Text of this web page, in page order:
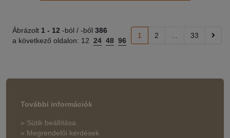
Ábrázolt 1 - 12 -ból / -ből 386
a következő oldalon: 12 24 48 96
1 2 33
További információk
» Sütik beállítása
» Megrendelői kérdések